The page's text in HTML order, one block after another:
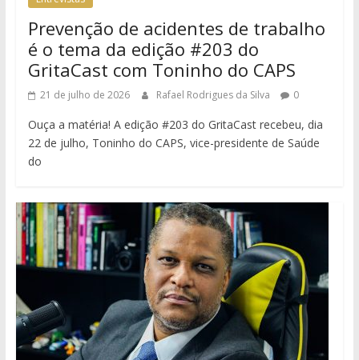
Prevenção de acidentes de trabalho
é o tema da edição #203 do
GritaCast com Toninho do CAPS
21 de julho de 2026 Rafael Rodrigues da Silva 0
Ouça a matéria! A edição #203 do GritaCast recebeu, dia
22 de julho, Toninho do CAPS, vice-presidente de Saúde
do